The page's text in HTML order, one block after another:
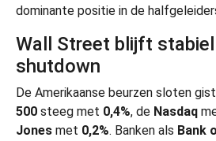
dominante positie in de
Wall Street blijft
shutdown
De Amerikaanse beurzen sloten
500 steeg met 0,4%, de Nasdaq
Jones met 0,2%. Banken als Bank